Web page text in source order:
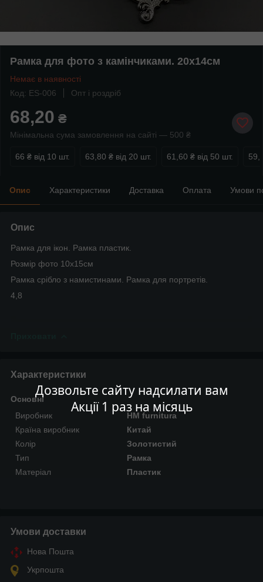
Дозвольте сайту надсилати вам
Акції 1 раз на місяць
Рамка для фото з камінчиками. 20х14см
Немає в наявності
Код: ES-006
Опт і роздріб
68,20 ₴
Мінімальна сума замовлення на сайті — 500 ₴
66 ₴ від 10 шт. 63,80 ₴ від 20 шт. 61,60 ₴ від 50 шт.
Опис Характеристики Доставка Оплата Умови
Опис
Рамка для ікон. Рамка пластик.
Розмір фото 10х15см
Рамка срібло з намистинами. Рамка для портретів.
4,8
Характеристики
Основні
Виробник
HM furnitura
Країна виробник
Китай
Колір
Золотистий
Тип
Рамка
Матеріал
Пластик
Умови доставки
Нова Пошта
Укрпошта